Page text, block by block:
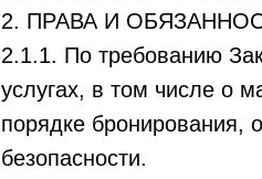
2. ПРАВА И
2.1.1. По требованию
услугах, в том числе о
порядке бронирования,
безопасности.